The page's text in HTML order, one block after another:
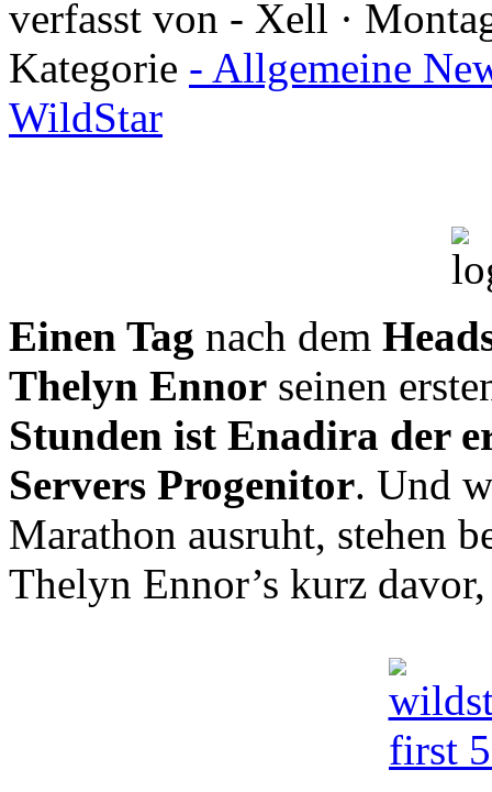
verfasst von - Xell ·
Kategorie - Allgemeine
WildStar
Einen Tag nach dem
Thelyn Ennor seinen
Stunden ist Enadira der
Servers Progenitor. Und
Marathon ausruht, stehen
Thelyn Ennor’s kurz